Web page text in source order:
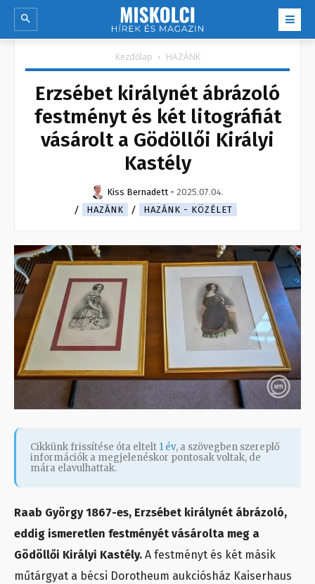
Kezdőlap HAZÁNK
Erzsébet királynét ábrázoló
festményt és két litográfiát
vásárolt a Gödöllői Királyi
Kastély
Kiss Bernadett - 2025.07.04.
HAZÁNK
HAZÁNK - KÖZÉLET
Cikkünk frissítése óta eltelt 1 év, a szövegben szereplő
információk a megjelenéskor pontosak voltak, de
mára elavulhattak.
Raab György 1867-es, Erzsébet királynét ábrázoló,
eddig ismeretlen festményét vásárolta meg a
Gödöllői Királyi Kastély. A festményt és két másik
műtárgyat a bécsi Dorotheum aukciósház Kaiserhaus